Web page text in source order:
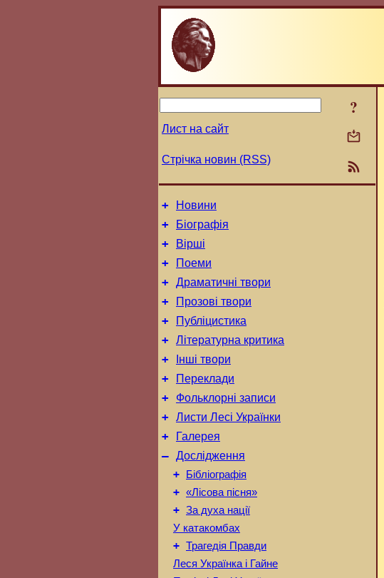
?
Лист на сайт
Стрічка новин (RSS)
+ Новини
+ Біографія
+ Вірші
+ Поеми
+ Драматичні твори
+ Прозові твори
+ Публіцистика
+ Літературна критика
+ Інші твори
+ Переклади
+ Фольклорні записи
+ Листи Лесі Українки
+ Галерея
– Дослідження
+
Бібліографія
+ «Лісова пісня»
+ За духа нації
У катакомбах
+ Трагедія Правди
Леся Українка і Гайне